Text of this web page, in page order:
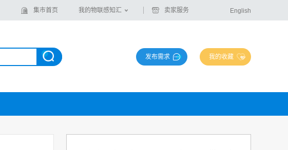
集市首页 我的物联感知汇 卖家服务 English
发布需求 我的收藏